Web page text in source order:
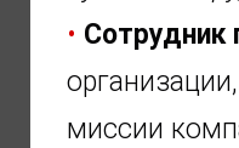
• Сотрудник
миссии